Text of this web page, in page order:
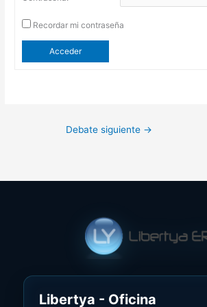
Recordar mi contraseña
Acceder
Debate siguiente →
Libertya - Oficina